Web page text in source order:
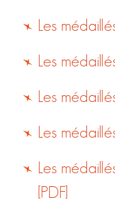
Les
Les
Les
Les
Les
[PDF]